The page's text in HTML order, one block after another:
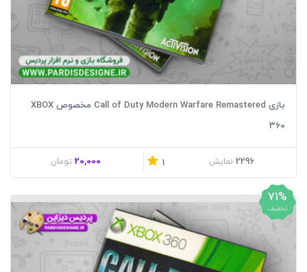
بازی Call of Duty Modern Warfare Remastered مخصوص XBOX
360
2296 نمایش 1
20,000 تومان
71%
تخفیف